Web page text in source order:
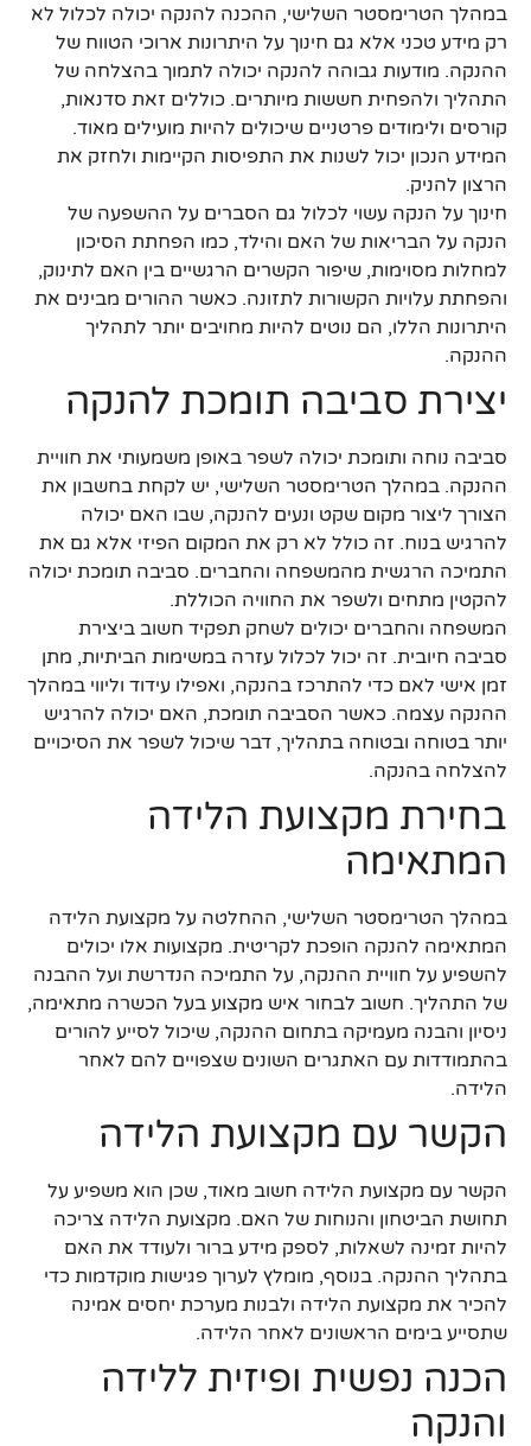
במהלך הטרימסטר השלישי, ההכנה להנקה יכולה לכלול לא
רק מידע טכני אלא גם חינוך על היתרונות ארוכי הטווח של
ההנקה. מודעות גבוהה להנקה יכולה לתמוך בהצלחה של
התהליך ולהפחית חששות מיותרים. כוללים זאת סדנאות,
קורסים ולימודים פרטניים שיכולים להיות מועילים מאוד.
המידע הנכון יכול לשנות את התפיסות הקיימות ולחזק את
הרצון להניק.
חינוך על הנקה עשוי לכלול גם הסברים על ההשפעה של
הנקה על הבריאות של האם והילד, כמו הפחתת הסיכון
למחלות מסוימות, שיפור הקשרים הרגשיים בין האם לתינוק,
והפחתת עלויות הקשורות לתזונה. כאשר ההורים מבינים את
היתרונות הללו, הם נוטים להיות מחויבים יותר לתהליך
ההנקה.
יצירת סביבה תומכת להנקה
סביבה נוחה ותומכת יכולה לשפר באופן משמעותי את חוויית
ההנקה. במהלך הטרימסטר השלישי, יש לקחת בחשבון את
הצורך ליצור מקום שקט ונעים להנקה, שבו האם יכולה
להרגיש בנוח. זה כולל לא רק את המקום הפיזי אלא גם את
התמיכה הרגשית מהמשפחה והחברים. סביבה תומכת יכולה
להקטין מתחים ולשפר את החוויה הכוללת.
המשפחה והחברים יכולים לשחק תפקיד חשוב ביצירת
סביבה חיובית. זה יכול לכלול עזרה במשימות הביתיות, מתן
זמן אישי לאם כדי להתרכז בהנקה, ואפילו עידוד וליווי במהלך
ההנקה עצמה. כאשר הסביבה תומכת, האם יכולה להרגיש
יותר בטוחה ובטוחה בתהליך, דבר שיכול לשפר את הסיכויים
להצלחה בהנקה.
בחירת מקצועת הלידה
המתאימה
במהלך הטרימסטר השלישי, ההחלטה על מקצועת הלידה
המתאימה להנקה הופכת לקריטית. מקצועות אלו יכולים
להשפיע על חוויית ההנקה, על התמיכה הנדרשת ועל ההבנה
של התהליך. חשוב לבחור איש מקצוע בעל הכשרה מתאימה,
ניסיון והבנה מעמיקה בתחום ההנקה, שיכול לסייע להורים
בהתמודדות עם האתגרים השונים שצפויים להם לאחר
הלידה.
הקשר עם מקצועת הלידה
הקשר עם מקצועת הלידה חשוב מאוד, שכן הוא משפיע על
תחושת הביטחון והנוחות של האם. מקצועת הלידה צריכה
להיות זמינה לשאלות, לספק מידע ברור ולעודד את האם
בתהליך ההנקה. בנוסף, מומלץ לערוך פגישות מוקדמות כדי
להכיר את מקצועת הלידה ולבנות מערכת יחסים אמינה
שתסייע בימים הראשונים לאחר הלידה.
הכנה נפשית ופיזית ללידה
והנקה